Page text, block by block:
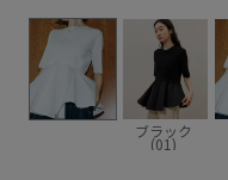
ブラック
(01)